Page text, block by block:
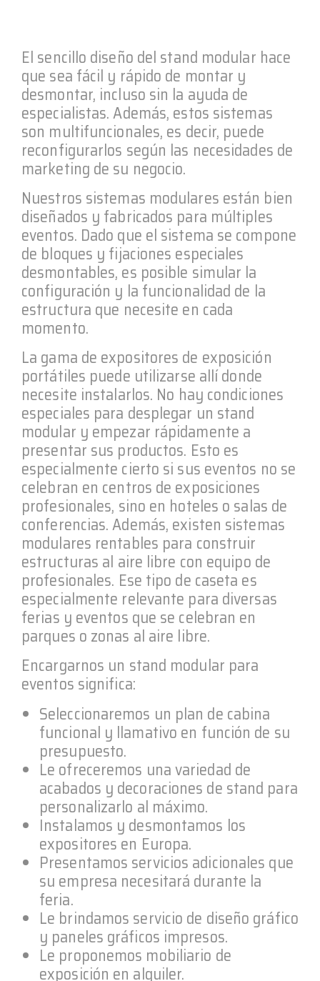
El sencillo diseño del stand modular hace
que sea fácil y rápido de montar y
desmontar, incluso sin la ayuda de
especialistas. Además, estos sistemas
son multifuncionales, es decir, puede
reconfigurarlos según las necesidades de
marketing de su negocio.
Nuestros sistemas modulares están bien
diseñados y fabricados para múltiples
eventos. Dado que el sistema se compone
de bloques y fijaciones especiales
desmontables, es posible simular la
configuración y la funcionalidad de la
estructura que necesite en cada
momento.
La gama de expositores de exposición
portátiles puede utilizarse allí donde
necesite instalarlos. No hay condiciones
especiales para desplegar un stand
modular y empezar rápidamente a
presentar sus productos. Esto es
especialmente cierto si sus eventos no se
celebran en centros de exposiciones
profesionales, sino en hoteles o salas de
conferencias. Además, existen sistemas
modulares rentables para construir
estructuras al aire libre con equipo de
profesionales. Ese tipo de caseta es
especialmente relevante para diversas
ferias y eventos que se celebran en
parques o zonas al aire libre.
Encargarnos un stand modular para
eventos significa:
Seleccionaremos un plan de cabina
funcional y llamativo en función de su
presupuesto.
Le ofreceremos una variedad de
acabados y decoraciones de stand para
personalizarlo al máximo.
Instalamos y desmontamos los
expositores en Europa.
Presentamos servicios adicionales que
su empresa necesitará durante la
feria.
Le brindamos servicio de diseño gráfico
y paneles gráficos impresos.
Le proponemos mobiliario de
exposición en alquiler.